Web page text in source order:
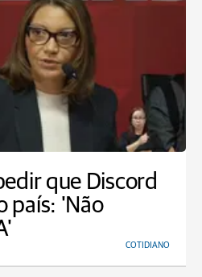
que Discord
país: 'Não
COTIDIANO